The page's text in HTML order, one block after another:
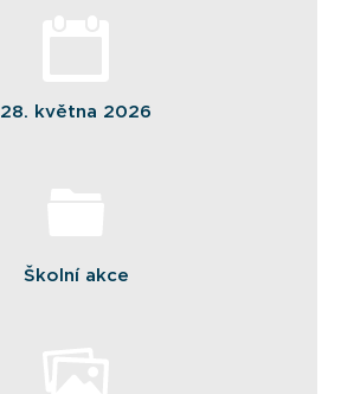
28. května 2026
Školní akce